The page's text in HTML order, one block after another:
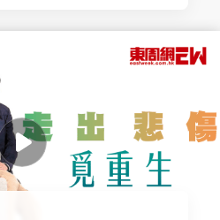
島頭條 星島日報